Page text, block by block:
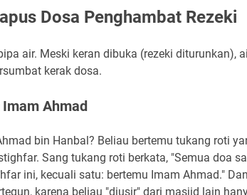
Dosa Penghambat Rezeki
air. Meski keran dibuka (rezeki diturunkan),
kerak dosa.
Ahmad
bin Hanbal? Beliau bertemu tukang roti
Sang tukang roti berkata, "Semua doa
ini, kecuali satu: bertemu Imam Ahmad." Dan
karena beliau "diusir" dari masjid lain